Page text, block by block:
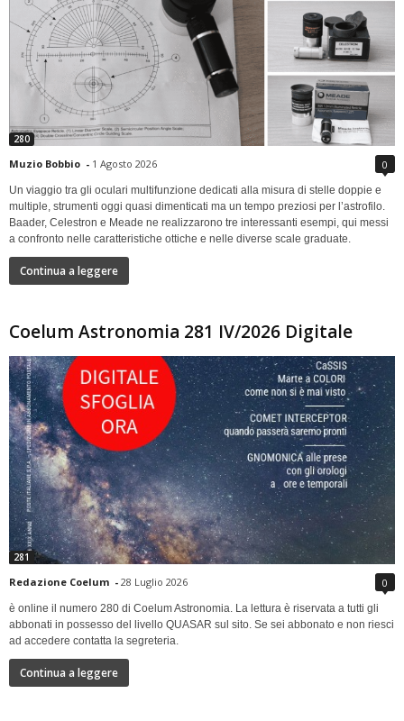
280
Muzio Bobbio - 1 Agosto 2026 0
Un viaggio tra gli oculari multifunzione dedicati alla misura di stelle doppie e
multiple, strumenti oggi quasi dimenticati ma un tempo preziosi per l’astrofilo.
Baader, Celestron e Meade ne realizzarono tre interessanti esempi, qui messi
a confronto nelle caratteristiche ottiche e nelle diverse scale graduate.
Continua a leggere
Coelum Astronomia 281 IV/2026 Digitale
281
Redazione Coelum - 28 Luglio 2026 0
è online il numero 280 di Coelum Astronomia. La lettura è riservata a tutti gli
abbonati in possesso del livello QUASAR sul sito. Se sei abbonato e non riesci
ad accedere contatta la segreteria.
Continua a leggere